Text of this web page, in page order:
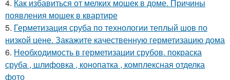
4. Как избавиться от мелких мошек в доме. Причины
появления мошек в квартире
5. Герметизация сруба по технологии теплый шов по
низкой цене. Закажите качественную герметизацию дома
6. Необходимость в герметизации срубов. покраска
сруба , шлифовка , конопатка , комплексная отделка
фото